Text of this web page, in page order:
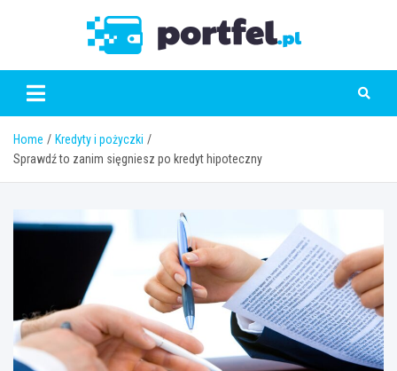
Home
Kredyty i pożyczki
Sprawdź to zanim sięgniesz po kredyt hipoteczny